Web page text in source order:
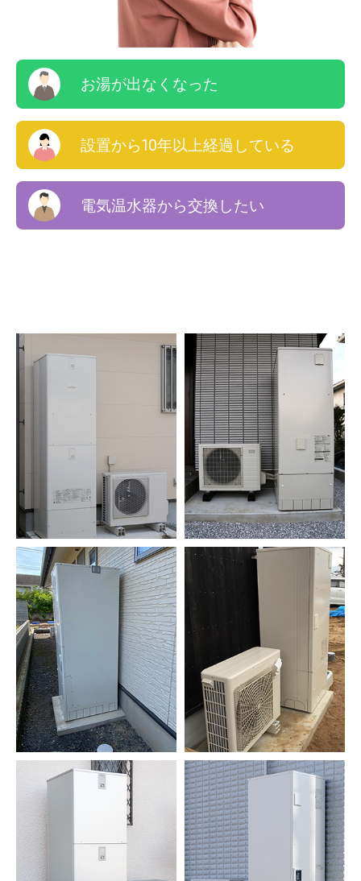
お湯が出なくなった
設置から10年以上経過している
電気温水器から交換したい